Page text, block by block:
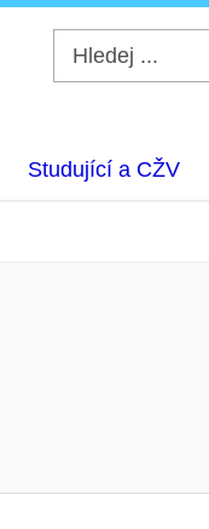
Studující a CŽV